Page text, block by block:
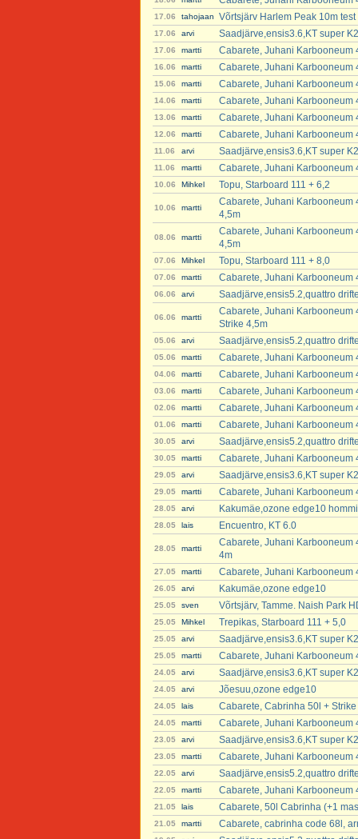
17.06 tahojaan Võrtsjärv Harlem Peak 10m test
17.06 arvi Saadjärve,ensis3.6,KT super
17.06 martti Cabarete, Juhani Karbooneum
16.06 martti Cabarete, Juhani Karbooneum
15.06 martti Cabarete, Juhani Karbooneum
14.06 martti Cabarete, Juhani Karbooneum
13.06 martti Cabarete, Juhani Karbooneum
12.06 martti Cabarete, Juhani Karbooneum
11.06 arvi Saadjärve,ensis3.6,KT super
11.06 martti Cabarete, Juhani Karbooneum
10.06 Mihkel Topu, Starboard 111 + 6,2
10.06 martti
Cabarete, Juhani Karbooneum
4,5m
08.06 martti
Cabarete, Juhani Karbooneum
4,5m
07.06 Mihkel Topu, Starboard 111 + 8,0
07.06 martti Cabarete, Juhani Karbooneum
06.06 arvi Saadjärve,ensis5.2,quattro
06.06 martti
Cabarete, Juhani Karbooneum
Strike 4,5m
05.06 arvi Saadjärve,ensis5.2,quattro
05.06 martti Cabarete, Juhani Karbooneum
04.06 martti Cabarete, Juhani Karbooneum
03.06 martti Cabarete, Juhani Karbooneum
02.06 martti Cabarete, Juhani Karbooneum
01.06 martti Cabarete, Juhani Karbooneum
30.05 arvi Saadjärve,ensis5.2,quattro
30.05 martti Cabarete, Juhani Karbooneum
29.05 arvi Saadjärve,ensis3.6,KT super
29.05 martti Cabarete, Juhani Karbooneum
28.05 arvi Kakumäe,ozone edge10
28.05 lais Encuentro, KT 6.0
28.05 martti
Cabarete, Juhani Karbooneum
4m
27.05 martti Cabarete, Juhani Karbooneum
26.05 arvi Kakumäe,ozone edge10
25.05 sven Võrtsjärv, Tamme. Naish Park
25.05 Mihkel Trepikas, Starboard 111 + 5,0
25.05 arvi Saadjärve,ensis3.6,KT super
25.05 martti Cabarete, Juhani Karbooneum
24.05 arvi Saadjärve,ensis3.6,KT super
24.05 arvi Jõesuu,ozone edge10
24.05 lais Cabarete, Cabrinha 50l + Strike
24.05 martti Cabarete, Juhani Karbooneum
23.05 arvi Saadjärve,ensis3.6,KT super
23.05 martti Cabarete, Juhani Karbooneum
22.05 arvi Saadjärve,ensis5.2,quattro
22.05 martti Cabarete, Juhani Karbooneum
21.05 lais Cabarete, 50l Cabrinha (+1
21.05 martti Cabarete, cabrinha code 68l,